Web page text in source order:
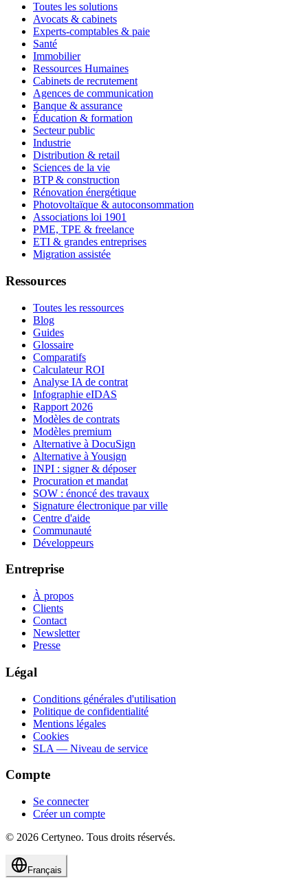
Toutes les solutions
Avocats & cabinets
Experts-comptables & paie
Santé
Immobilier
Ressources Humaines
Cabinets de recrutement
Agences de communication
Banque & assurance
Éducation & formation
Secteur public
Industrie
Distribution & retail
Sciences de la vie
BTP & construction
Rénovation énergétique
Photovoltaïque & autoconsommation
Associations loi 1901
PME, TPE & freelance
ETI & grandes entreprises
Migration assistée
Ressources
Toutes les ressources
Blog
Guides
Glossaire
Comparatifs
Calculateur ROI
Analyse IA de contrat
Infographie eIDAS
Rapport 2026
Modèles de contrats
Modèles premium
Alternative à DocuSign
Alternative à Yousign
INPI : signer & déposer
Procuration et mandat
SOW : énoncé des travaux
Signature électronique par ville
Centre d'aide
Communauté
Développeurs
Entreprise
À propos
Clients
Contact
Newsletter
Presse
Légal
Conditions générales d'utilisation
Politique de confidentialité
Mentions légales
Cookies
SLA — Niveau de service
Compte
Se connecter
Créer un compte
© 2026 Certyneo. Tous droits réservés.
Français